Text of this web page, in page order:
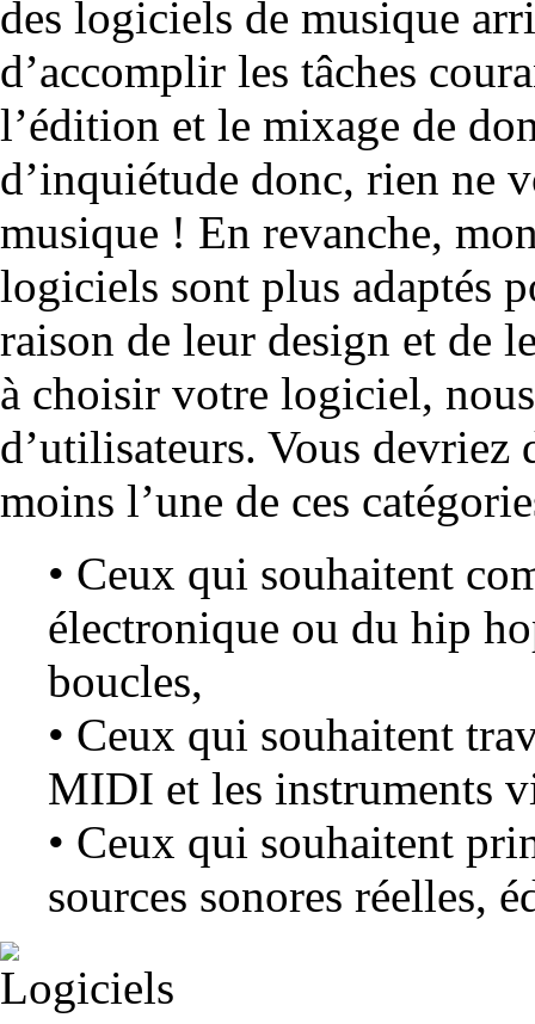
des logiciels de musique
d’accomplir les tâches
l’édition et le mixage de
d’inquiétude donc, rien ne
musique ! En revanche,
logiciels sont plus adaptés
raison de leur design et de
à choisir votre logiciel,
d’utilisateurs. Vous devriez
moins l’une de ces
• Ceux qui souhaitent
électronique ou du hip
boucles,
• Ceux qui souhaitent
MIDI et les instruments
• Ceux qui souhaitent
sources sonores réelles,